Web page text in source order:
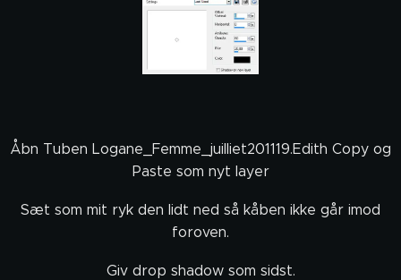
Åbn Tuben Logane_Femme_juilliet201119.Edith Copy og
Paste som nyt layer
Sæt som mit ryk den lidt ned så kåben ikke går imod
foroven.
Giv drop shadow som sidst.